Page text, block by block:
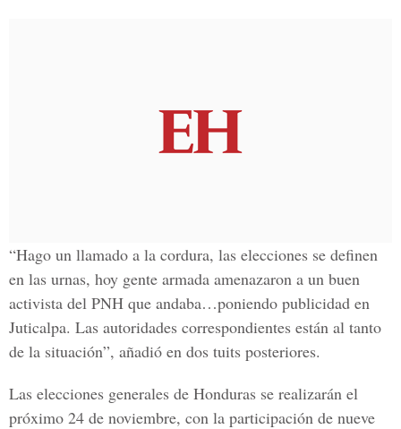
“Hago un llamado a la cordura, las elecciones se definen
en las urnas, hoy gente armada amenazaron a un buen
activista del PNH que andaba…poniendo publicidad en
Juticalpa. Las autoridades correspondientes están al tanto
de la situación”, añadió en dos tuits posteriores.
Las elecciones generales de Honduras se realizarán el
próximo 24 de noviembre, con la participación de nueve